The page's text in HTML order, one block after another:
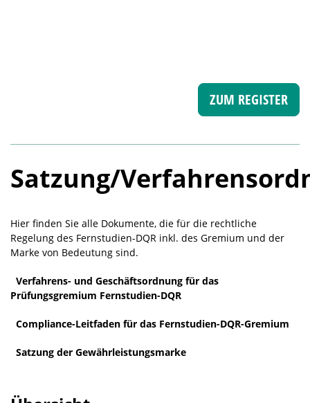
ZUM REGISTER
Satzung/
Hier finden Sie alle Dokumente, die für die rechtliche
Regelung des Fernstudien-DQR inkl. des Gremium und der
Marke von Bedeutung sind.
Verfahrens- und Geschäftsordnung für das
Prüfungsgremium Fernstudien-DQR
Compliance-Leitfaden für das Fernstudien-DQR-Gremium
Satzung der Gewährleistungsmarke